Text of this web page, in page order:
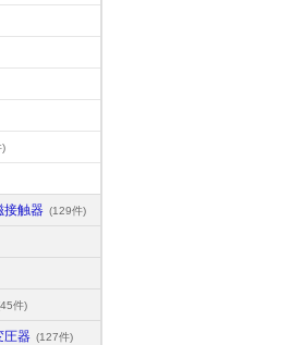
)
接触器 (129件)
件)
圧器 (127件)